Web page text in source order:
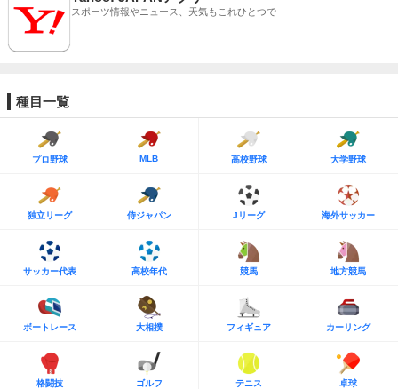
スポーツ情報やニュース、天気もこれひとつで
種目一覧
プロ野球 MLB 高校野球 大学野球
独立リーグ 侍ジャパン Jリーグ 海外サッカー
サッカー代表 高校年代 競馬 地方競馬
ボートレース 大相撲 フィギュア カーリング
格闘技 ゴルフ テニス 卓球